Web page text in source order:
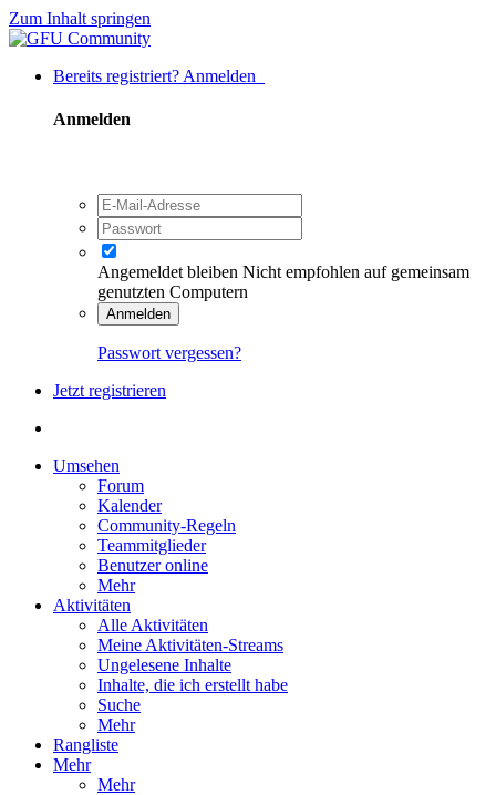
Zum Inhalt springen
Bereits registriert? Anmelden
Anmelden
Angemeldet bleiben Nicht empfohlen auf gemeinsam
genutzten Computern
Anmelden
Passwort vergessen?
Jetzt registrieren
Umsehen
Forum
Kalender
Community-Regeln
Teammitglieder
Benutzer online
Mehr
Aktivitäten
Alle Aktivitäten
Meine Aktivitäten-Streams
Ungelesene Inhalte
Inhalte, die ich erstellt habe
Suche
Mehr
Rangliste
Mehr
Mehr